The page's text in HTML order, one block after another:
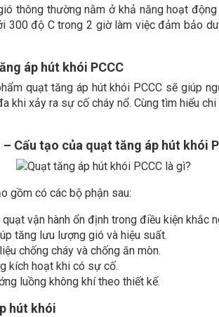
thông thường nằm ở khả năng hoạt
300 độ C trong 2 giờ làm việc đảm bảo
áp hút khói PCCC
quạt tăng áp hút khói PCCC sẽ giúp
khi xảy ra sự cố cháy nổ. Cùng tìm hiểu
Cấu tạo của quạt tăng áp hút khói
gồm có các bộ phận sau:
vận hành ổn định trong điều kiện khắc
tăng lưu lượng gió và hiệu suất.
chống cháy và chống ăn mòn.
kích hoạt khi có sự cố.
luồng không khí theo thiết kế.
hút khói